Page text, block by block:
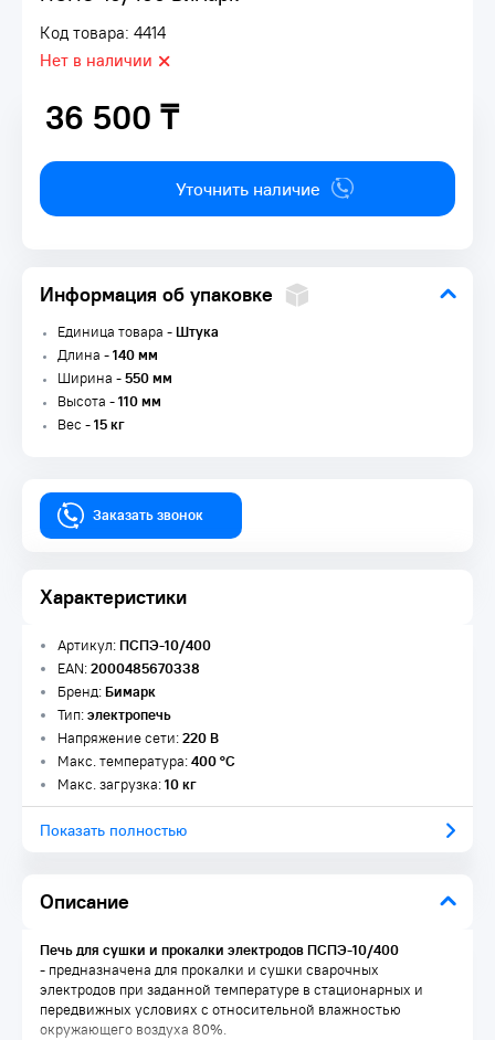
Код товара: 4414
Нет в наличии
36 500 ₸
36 500 ₸
Уточнить наличие
Информация об упаковке
Единица товара -Штука
Длина -140 мм
Ширина -550 мм
Высота -110 мм
Вес -15 кг
Заказать звонок
Характеристики
Описание
Артикул:ПСПЭ-10/400
EAN:2000485670338
Бренд:Бимарк
Тип:электропечь
Напряжение сети:220 В
Макс. температура:400 °C
Макс. загрузка:10 кг
Показать полностью
Печь для сушки и прокалки электродов ПСПЭ-10/400
- предназначена для прокалки и сушки сварочных
электродов при заданной температуре в стационарных и
передвижных условиях с относительной влажностью
окружающего воздуха 80%.